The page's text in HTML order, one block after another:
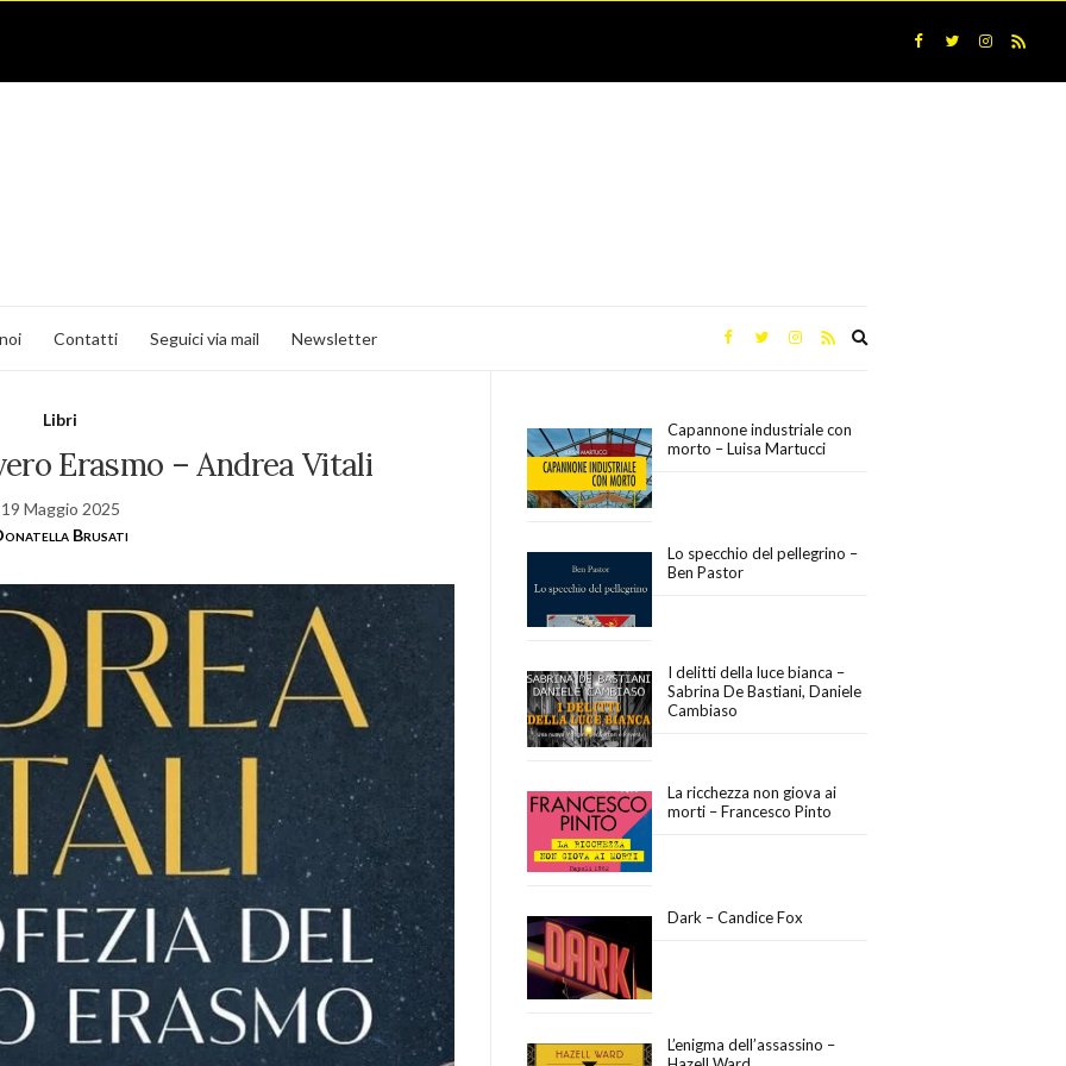
Contatti Seguici via mail Newsletter
Libri
Erasmo – Andrea Vitali
19 Maggio 2025
Brusati
Capannone industriale con
morto – Luisa Martucci
Lo specchio del pellegrino –
Ben Pastor
I delitti della luce bianca –
Sabrina De Bastiani, Daniele
Cambiaso
La ricchezza non giova ai
morti – Francesco Pinto
Dark – Candice Fox
L’enigma dell’assassino –